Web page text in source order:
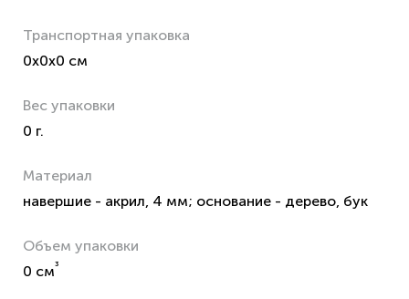
Транспортная упаковка
0x0x0 см
Вес упаковки
0 г.
Материал
навершие - акрил, 4 мм; основание - дерево, бук
Объем упаковки
0 см³